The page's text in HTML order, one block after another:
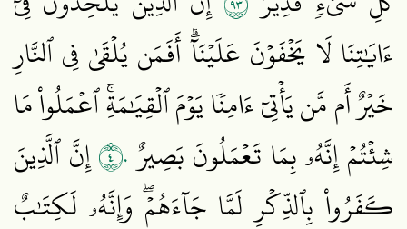
ءَايَٰتِنَا لَا يَخۡفَوۡنَ عَلَيۡنَآۗ أَفَمَن يُلۡقَىٰ فِي ٱلنَّارِ
خَيۡرٌ أَم مَّن يَأۡتِيٓ ءَامِنٗا يَوۡمَ ٱلۡقِيَٰمَةِۚ ٱعۡمَلُواْ مَا
شِئۡتُمۡ إِنَّهُۥ بِمَا تَعۡمَلُونَ بَصِيرٌ٤٠إِنَّ ٱلَّذِينَ
كَفَرُواْ بِٱلذِّكۡرِ لَمَّا جَآءَهُمۡۖ وَإِنَّهُۥ لَكِتَٰبٌ